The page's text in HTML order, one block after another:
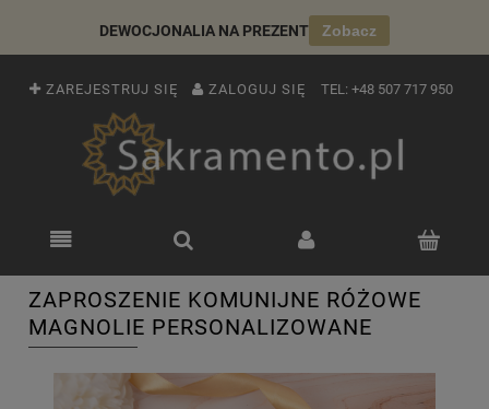
DEWOCJONALIA NA PREZENT Zobacz
ZAREJESTRUJ SIĘ ZALOGUJ SIĘ TEL: +48 507 717 950
ZAPROSZENIE KOMUNIJNE RÓŻOWE
MAGNOLIE PERSONALIZOWANE